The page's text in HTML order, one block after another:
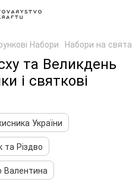
Набори Набори на свята
та Великдень
і святкові
України
та Різдво
Валентина